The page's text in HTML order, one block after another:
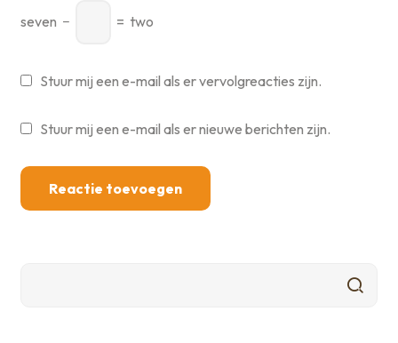
seven − = two
Stuur mij een e-mail als er vervolgreacties zijn.
Stuur mij een e-mail als er nieuwe berichten zijn.